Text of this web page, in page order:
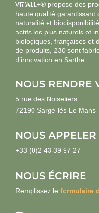
VIT’ALL+® propose des
haute qualité garantissant
naturalité et
actifs les plus naturels et
biologiques, françaises et
de produits, 230 sont
d’innovation en Sarthe.
NOUS RENDRE
5 rue des Noisetiers
72190 Sargé-lès-Le Mans
NOUS APPELER
+33 (0)2 43 39 97 27
NOUS ÉCRIRE
Remplissez leformulaire